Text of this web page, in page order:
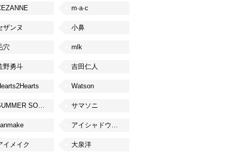
m·a·c
ザンヌ 小鼻
穴 mlk
野勇斗 吉田仁人
Watson
SUMMER SONIC サマソニ
アイシャドウベース
イメイク 大泉洋